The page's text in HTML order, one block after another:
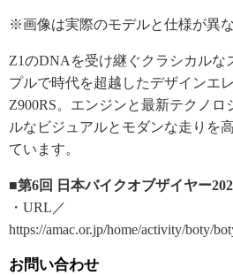
※画像は実際のモデルと仕様が異
Z1のDNAを受け継ぐクラシカルな
プルで時代を超越したデザインエ
Z900RS。エンジンと最新テクノロ
ルなビジュアルとモダンな走りを
ています。
■第6回 日本バイクオブザイヤー
・URL／
https://amac.or.jp/home/activity/boty/
お問い合わせ